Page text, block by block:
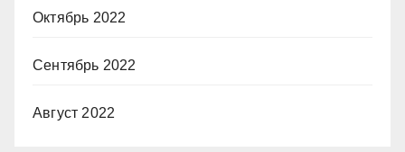
Октябрь 2022
Сентябрь 2022
Август 2022